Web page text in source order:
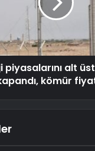
piyasalarını alt
kömür